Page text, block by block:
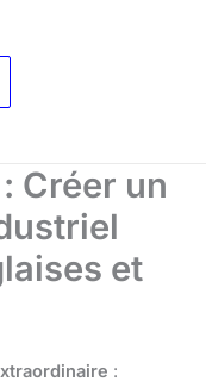
Créer un
et
: